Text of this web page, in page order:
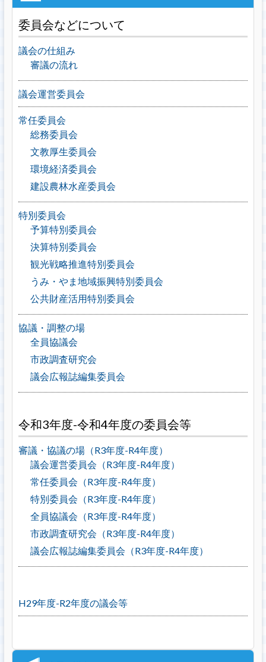
委員会などについて
議会の仕組み
審議の流れ
議会運営委員会
常任委員会
総務委員会
文教厚生委員会
環境経済委員会
建設農林水産委員会
特別委員会
予算特別委員会
決算特別委員会
観光戦略推進特別委員会
うみ・やま地域振興特別委員会
公共財産活用特別委員会
協議・調整の場
全員協議会
市政調査研究会
議会広報誌編集委員会
令和3年度-令和4年度の委員会等
審議・協議の場（R3年度-R4年度）
議会運営委員会（R3年度-R4年度）
常任委員会（R3年度-R4年度）
特別委員会（R3年度-R4年度）
全員協議会（R3年度-R4年度）
市政調査研究会（R3年度-R4年度）
議会広報誌編集委員会（R3年度-R4年度）
H29年度-R2年度の議会等